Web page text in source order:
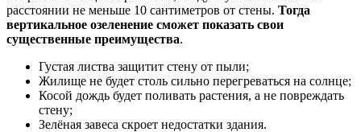
расстоянии не меньше 10 сантиметров от стены. Тогда
вертикальное озеленение сможет показать свои
существенные преимущества.
Густая листва защитит стену от пыли;
Жилище не будет столь сильно перегреваться на солнце;
Косой дождь будет поливать растения, а не повреждать
стену;
Зелёная завеса скроет недостатки здания.